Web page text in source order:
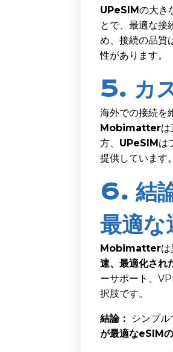
UPeSIMの大き
とで、最適な接
め、接続の品質
性があります。
5. カ
海外での接続を
Mobimatter
方、 UPeSIMは
提供しています。
6. 結
最適な
Mobimatterは
速、最適化され
ーサポート、
択肢です。
結論： シンプ
が最適なeSIMの